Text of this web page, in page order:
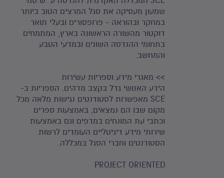
שמעון מעסיקה את סגל המרצים הטוב ביותר
במחקר ובהוראה - פרופסורים ובעלי תואר
דוקטור מהשורה הראשונה בארץ, המתמחים
בתחומי ההנדסה השונים ובמדעי הטבע
והמחשב.
>> מאגרי מידע וספריות עשירות
הידע האנושי גדל בקצב מדהים. הספריות ב-
SCE מאפשרות לסטודנטים נגישות מלאה מכל
מקום שבו הם נמצאים, באמצעות ספרים
וכתבי עת המונחים במדפים וגם באמצעות
שירותי מידע דיגיטליים העומדים לרשות
הסטודנטים וחברי הסגל במכללה.
PROJECT ORIENTED